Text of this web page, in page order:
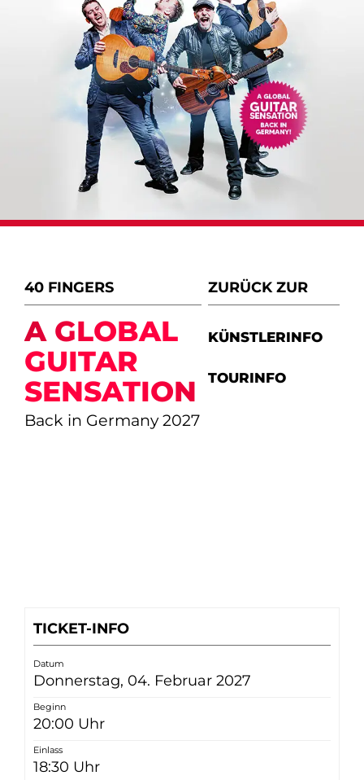
40 FINGERS
A GLOBAL
GUITAR
SENSATION
Back in Germany 2027
ZURÜCK ZUR
KÜNSTLERINFO
TOURINFO
TICKET-INFO
Datum
Donnerstag, 04. Februar 2027
Beginn
20:00 Uhr
Einlass
18:30 Uhr